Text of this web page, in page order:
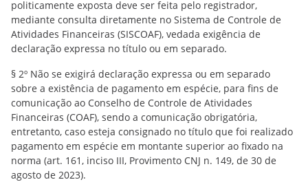
politicamente exposta deve ser feita pelo registrador,
mediante consulta diretamente no Sistema de Controle de
Atividades Financeiras (SISCOAF), vedada exigência de
declaração expressa no título ou em separado.
§ 2º Não se exigirá declaração expressa ou em separado
sobre a existência de pagamento em espécie, para fins de
comunicação ao Conselho de Controle de Atividades
Financeiras (COAF), sendo a comunicação obrigatória,
entretanto, caso esteja consignado no título que foi realizado
pagamento em espécie em montante superior ao fixado na
norma (art. 161, inciso III, Provimento CNJ n. 149, de 30 de
agosto de 2023).